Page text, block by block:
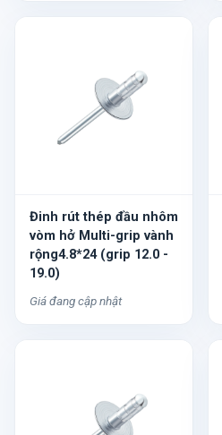
Đinh rút thép đầu nhôm
vòm hở Multi-grip vành
rộng4.8*24 (grip 12.0 -
19.0)
Giá đang cập nhật